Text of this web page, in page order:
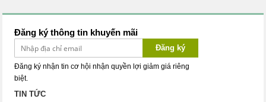
Đăng ký thông tin khuyến mãi
Đăng ký
Đăng ký nhận tin cơ hội nhận quyền lợi giảm giá riêng
biệt.
TIN TỨC